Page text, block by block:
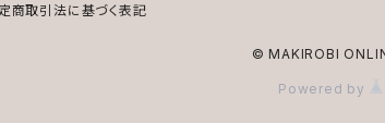
商取引法に基づく表記
© MAKIROBI
Powered by